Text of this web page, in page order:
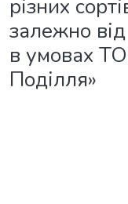
різних
залежно
в умовах
Поділля»